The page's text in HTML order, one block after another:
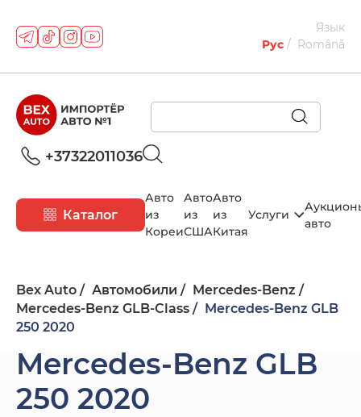
Язык
Рус
Română
+37322011036
Каталог
Авто
из
Кореи
Авто
из
США
Авто
из
Китая
Услуги
авто
Bex Auto Автомобили
Mercedes-Benz
Mercedes-Benz GLB-Class
Mercedes-Benz GLB
250 2020
Mercedes-Benz GLB
250 2020